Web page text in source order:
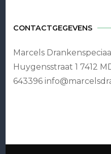
CONTACTGEGEVENS
Marcels
Huygensstraat 1 7412
643396